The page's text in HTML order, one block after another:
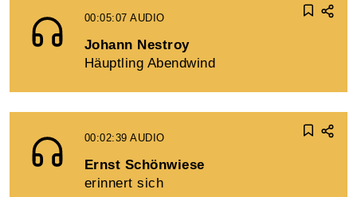
00:05:07AUDIO
Johann Nestroy
Häuptling Abendwind
00:02:39AUDIO
Ernst Schönwiese
erinnert sich